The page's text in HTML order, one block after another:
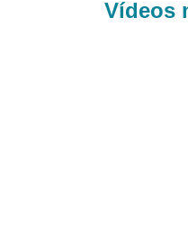
Vídeos